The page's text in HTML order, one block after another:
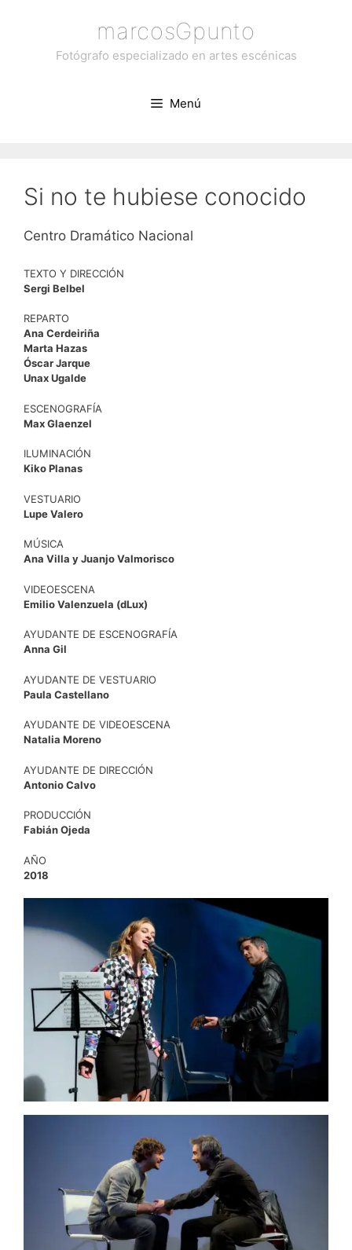
contenido
marcosGpunto
Fotógrafo especializado en artes escénicas
Menú
Si no te hubiese conocido
Centro Dramático Nacional
TEXTO Y DIRECCIÓN
Sergi Belbel
REPARTO
Ana Cerdeiriña
Marta Hazas
Óscar Jarque
Unax Ugalde
ESCENOGRAFÍA
Max Glaenzel
ILUMINACIÓN
Kiko Planas
VESTUARIO
Lupe Valero
MÚSICA
Ana Villa y Juanjo Valmorisco
VIDEOESCENA
Emilio Valenzuela (dLux)
AYUDANTE DE ESCENOGRAFÍA
Anna Gil
AYUDANTE DE VESTUARIO
Paula Castellano
AYUDANTE DE VIDEOESCENA
Natalia Moreno
AYUDANTE DE DIRECCIÓN
Antonio Calvo
PRODUCCIÓN
Fabián Ojeda
AÑO
2018